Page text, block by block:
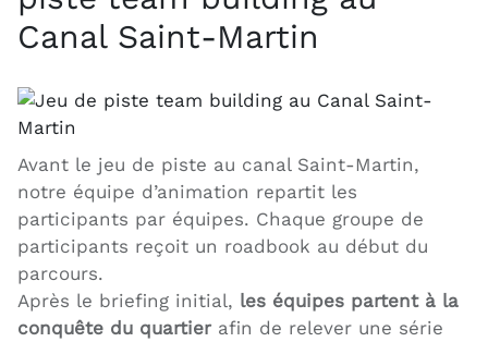
Canal Saint-Martin
Avant le jeu de piste au canal Saint-Martin,
notre équipe d’animation repartit les
participants par équipes. Chaque groupe de
participants reçoit un roadbook au début du
parcours.
Après le briefing initial, les équipes partent à la
conquête du quartierafin de relever une série